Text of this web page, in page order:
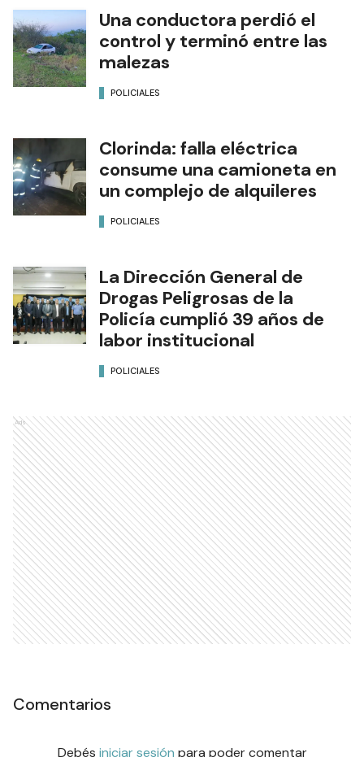
Una conductora perdió el
control y terminó entre las
malezas
POLICIALES
Clorinda: falla eléctrica
consume una camioneta en
un complejo de alquileres
POLICIALES
La Dirección General de
Drogas Peligrosas de la
Policía cumplió 39 años de
labor institucional
POLICIALES
Ads
Comentarios
Debés iniciar sesión para poder comentar